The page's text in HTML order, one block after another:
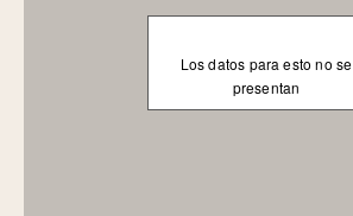
Los datos para esto no se
presentan